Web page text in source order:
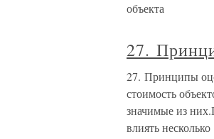
объекта
27.
27. Принципы
стоимость
значимые из
влиять несколько